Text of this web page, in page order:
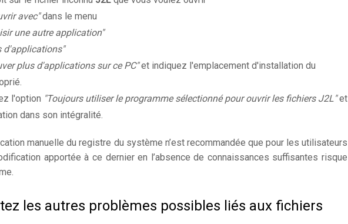
avec"dans le menu
une autre application"
d'applications"
plus d'applications sur ce PC"et indiquez l'emplacement d'installation du
l'option "Toujours utiliser le programme sélectionné pour ouvrir les fichiers J2L"et
dans son intégralité.
manuelle du registre du système n’est recommandée que pour les utilisateurs
apportée à ce dernier en l’absence de connaissances suffisantes risque
les autres problèmes possibles liés aux fichiers